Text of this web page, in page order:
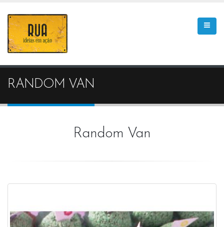
RANDOM VAN
Random Van